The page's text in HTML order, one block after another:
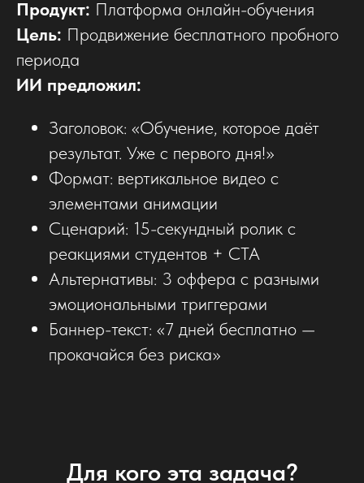
Продукт: Платформа онлайн-обучения
Цель: Продвижение бесплатного пробного
периода
ИИ предложил:
Заголовок: «Обучение, которое даёт
результат. Уже с первого дня!»
Формат: вертикальное видео с
элементами анимации
Сценарий: 15-секундный ролик с
реакциями студентов + CTA
Альтернативы: 3 оффера с разными
эмоциональными триггерами
Баннер-текст: «7 дней бесплатно —
прокачайся без риска»
Для кого эта задача?